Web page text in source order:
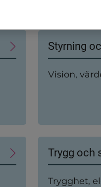
Styrning
Vision,
Trygg och
Trygghet,